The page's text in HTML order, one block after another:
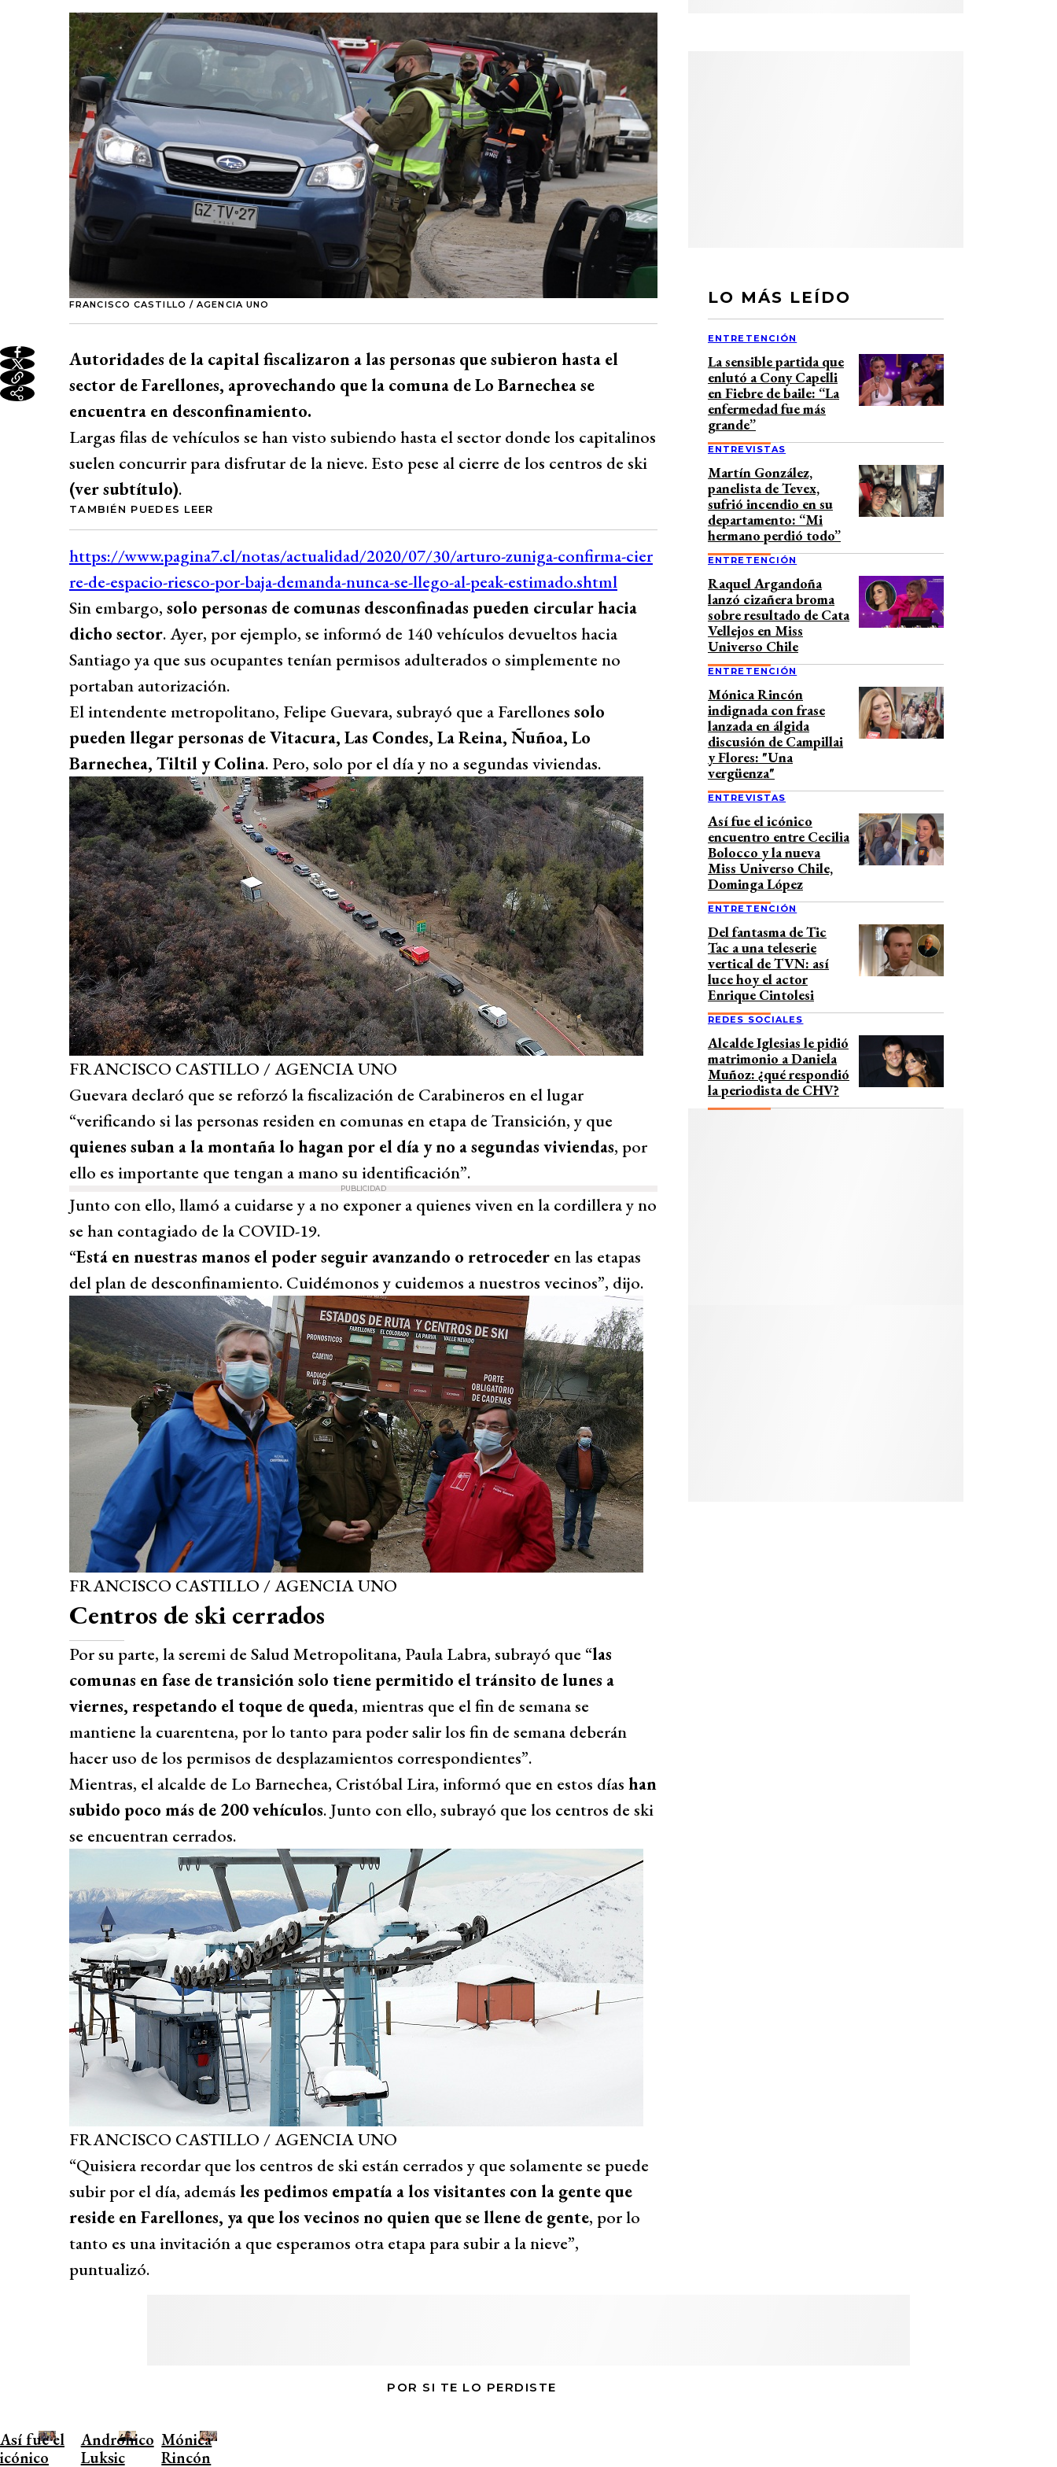
FRANCISCO CASTILLO / AGENCIA UNO
Autoridades de la capital fiscalizaron a las personas que subieron hasta el
sector de Farellones, aprovechando que la comuna de Lo Barnechea se
encuentra en desconfinamiento.
Largas filas de vehículos se han visto subiendo hasta el sector donde los capitalinos
suelen concurrir para disfrutar de la nieve. Esto pese al cierre de los centros de ski
(ver subtítulo).
TAMBIÉN PUEDES LEER
Sin embargo, solo personas de comunas desconfinadas pueden circular hacia
dicho sector. Ayer, por ejemplo, se informó de 140 vehículos devueltos hacia
Santiago ya que sus ocupantes tenían permisos adulterados o simplemente no
portaban autorización.
El intendente metropolitano, Felipe Guevara, subrayó que a Farellones solo
pueden llegar personas de Vitacura, Las Condes, La Reina, Ñuñoa, Lo
Barnechea, Tiltil y Colina. Pero, solo por el día y no a segundas viviendas.
FRANCISCO CASTILLO / AGENCIA UNO
Guevara declaró que se reforzó la fiscalización de Carabineros en el lugar
“verificando si las personas residen en comunas en etapa de Transición, y que
quienes suban a la montaña lo hagan por el día y no a segundas viviendas, por
ello es importante que tengan a mano su identificación”.
PUBLICIDAD
Junto con ello, llamó a cuidarse y a no exponer a quienes viven en la cordillera y no
se han contagiado de la COVID-19.
“Está en nuestras manos el poder seguir avanzando o retroceder en las etapas
del plan de desconfinamiento. Cuidémonos y cuidemos a nuestros vecinos”, dijo.
FRANCISCO CASTILLO / AGENCIA UNO
Centros de ski cerrados
Por su parte, la seremi de Salud Metropolitana, Paula Labra, subrayó que “las
comunas en fase de transición solo tiene permitido el tránsito de lunes a
viernes, respetando el toque de queda, mientras que el fin de semana se
mantiene la cuarentena, por lo tanto para poder salir los fin de semana deberán
hacer uso de los permisos de desplazamientos correspondientes”.
Mientras, el alcalde de Lo Barnechea, Cristóbal Lira, informó que en estos días han
subido poco más de 200 vehículos. Junto con ello, subrayó que los centros de ski
se encuentran cerrados.
FRANCISCO CASTILLO / AGENCIA UNO
“Quisiera recordar que los centros de ski están cerrados y que solamente se puede
subir por el día, además les pedimos empatía a los visitantes con la gente que
reside en Farellones, ya que los vecinos no quien que se llene de gente, por lo
tanto es una invitación a que esperamos otra etapa para subir a la nieve”,
puntualizó.
LO MÁS LEÍDO
ENTRETENCIÓN
La sensible partida que
enlutó a Cony Capelli
en Fiebre de baile: “La
enfermedad fue más
grande”
ENTREVISTAS
Martín González,
panelista de Tevex,
sufrió incendio en su
departamento: “Mi
hermano perdió todo”
ENTRETENCIÓN
Raquel Argandoña
lanzó cizañera broma
sobre resultado de Cata
Vellejos en Miss
Universo Chile
ENTRETENCIÓN
Mónica Rincón
indignada con frase
lanzada en álgida
discusión de Campillai
y Flores: "Una
vergüenza"
ENTREVISTAS
Así fue el icónico
encuentro entre Cecilia
Bolocco y la nueva
Miss Universo Chile,
Dominga López
ENTRETENCIÓN
Del fantasma de Tic
Tac a una teleserie
vertical de TVN: así
luce hoy el actor
Enrique Cintolesi
REDES SOCIALES
Alcalde Iglesias le pidió
matrimonio a Daniela
Muñoz: ¿qué respondió
la periodista de CHV?
POR SI TE LO PERDISTE
Así fue el
icónico
Andrónico
Luksic
Mónica
Rincón